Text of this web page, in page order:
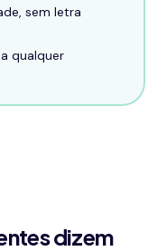
sem letra
qualquer
dizem